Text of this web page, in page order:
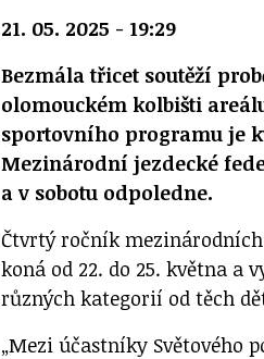
21. 05. 2025 - 19:29
Bezmála třicet soutěží
olomouckém kolbišti
sportovního programu je
Mezinárodní jezdecké
a v sobotu odpoledne.
Čtvrtý ročník
koná od 22. do 25. května a
různých kategorií od těch
„Mezi účastníky Světového